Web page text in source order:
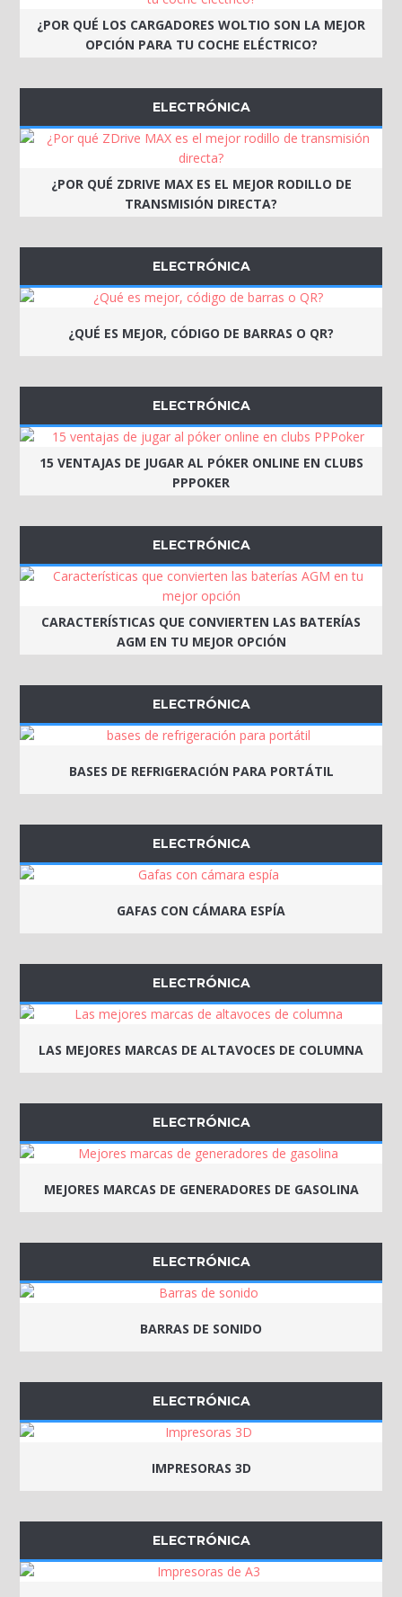
¿POR QUÉ LOS CARGADORES WOLTIO SON LA MEJOR
OPCIÓN PARA TU COCHE ELÉCTRICO?
ELECTRÓNICA
¿POR QUÉ ZDRIVE MAX ES EL MEJOR RODILLO DE
TRANSMISIÓN DIRECTA?
ELECTRÓNICA
¿QUÉ ES MEJOR, CÓDIGO DE BARRAS O QR?
ELECTRÓNICA
15 VENTAJAS DE JUGAR AL PÓKER ONLINE EN CLUBS
PPPOKER
ELECTRÓNICA
CARACTERÍSTICAS QUE CONVIERTEN LAS BATERÍAS
AGM EN TU MEJOR OPCIÓN
ELECTRÓNICA
BASES DE REFRIGERACIÓN PARA PORTÁTIL
ELECTRÓNICA
GAFAS CON CÁMARA ESPÍA
ELECTRÓNICA
LAS MEJORES MARCAS DE ALTAVOCES DE COLUMNA
ELECTRÓNICA
MEJORES MARCAS DE GENERADORES DE GASOLINA
ELECTRÓNICA
BARRAS DE SONIDO
ELECTRÓNICA
IMPRESORAS 3D
ELECTRÓNICA